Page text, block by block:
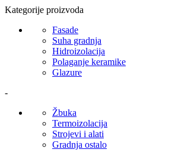
Kategorije proizvoda
Fasade
Suha gradnja
Hidroizolacija
Polaganje keramike
Glazure
-
Žbuka
Termoizolacija
Strojevi i alati
Gradnja ostalo